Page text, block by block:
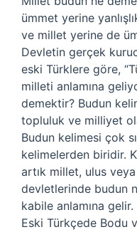
ümmet yerine
ve millet yerine de
Devletin gerçek
eski Türklere göre,
milleti anlamına
demektir? Budun
topluluk ve milliyet
Budun kelimesi çok
kelimelerden biridir.
artık millet, ulus
devletlerinde budun
kabile anlamına
Eski Türkçede Bodu